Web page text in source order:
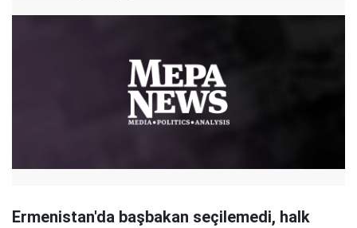
Ermenistan'da başbakan seçilemedi, halk